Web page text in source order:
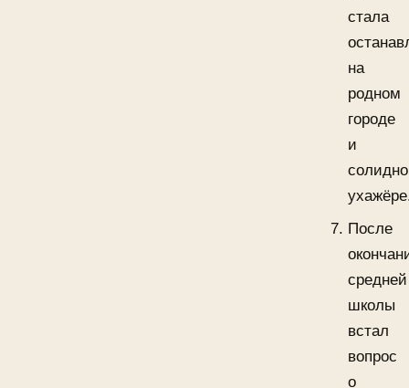
стала
на
родном
городе
и
После
средней
школы
встал
вопрос
о